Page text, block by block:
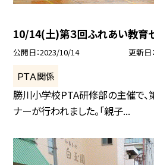
10/14(土)第３回ふれあい教育
公開日 2023/10/14 更新日
ＰＴＡ関係
勝川小学校PTA研修部の主催で、
ナーが行われました。「親子...